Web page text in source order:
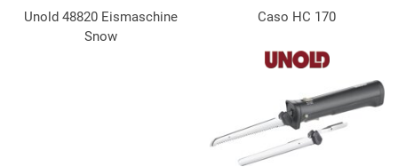
Unold 48820 Eismaschine
Snow
Caso HC 170